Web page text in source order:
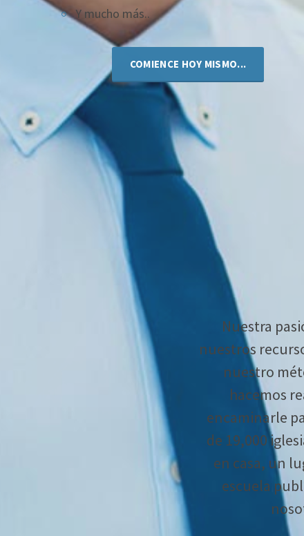
Y mucho más..
COMIENCE HOY MISMO...
Nuestra
nuestros
nuestro
hacemos
encaminarle
de 19,000
en casa, un
escuela